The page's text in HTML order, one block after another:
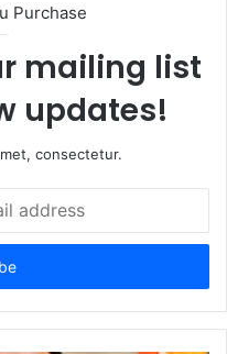
Purchase
mailing list
updates!
consectetur.